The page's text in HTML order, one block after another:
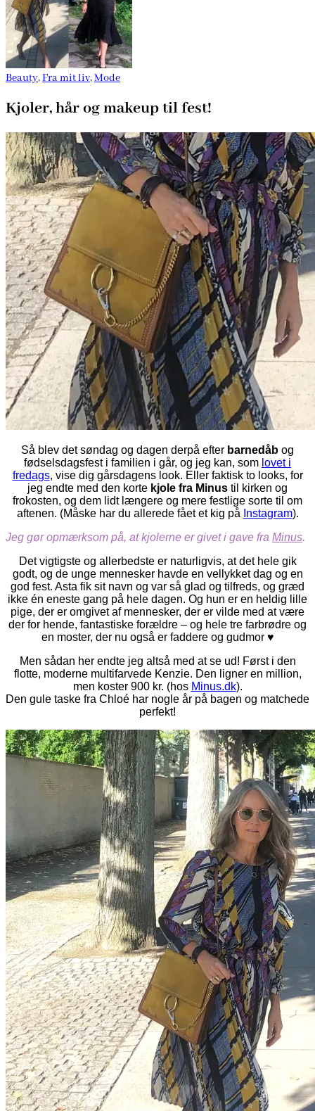
Beauty,Fra mit liv,Mode
Kjoler, hår og makeup til fest!
Så blev det søndag og dagen derpå efter barnedåb og
fødselsdagsfest i familien i går, og jeg kan, som lovet i
fredags, vise dig gårsdagens look. Eller faktisk to looks, for
jeg endte med den korte kjole fra Minus til kirken og
frokosten, og dem lidt længere og mere festlige sorte til om
aftenen. (Måske har du allerede fået et kig på Instagram).
Jeg gør opmærksom på, at kjolerne er givet i gave fra Minus.
Det vigtigste og allerbedste er naturligvis, at det hele gik
godt, og de unge mennesker havde en vellykket dag og en
god fest. Asta fik sit navn og var så glad og tilfreds, og græd
ikke én eneste gang på hele dagen. Og hun er en heldig lille
pige, der er omgivet af mennesker, der er vilde med at være
der for hende, fantastiske forældre – og hele tre farbrødre og
en moster, der nu også er faddere og gudmor ♥
Men sådan her endte jeg altså med at se ud! Først i den
flotte, moderne multifarvede Kenzie. Den ligner en million,
men koster 900 kr. (hos Minus.dk).
Den gule taske fra Chloé har nogle år på bagen og matchede
perfekt!